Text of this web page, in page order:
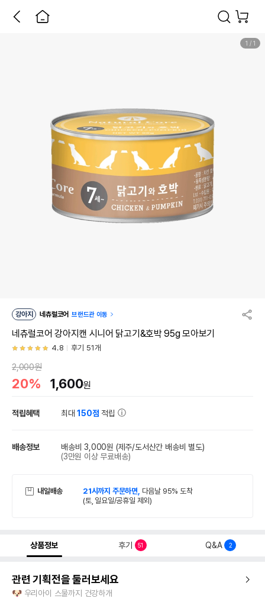
1 / 1
강아지 네츄럴코어 브랜드관 이동
네츄럴코어 강아지캔 시니어 닭고기&호박 95g 모아보기
4.8 후기 51개
2,000원
20% 1,600원
적립혜택 최대150점 적립
배송정보 배송비 3,000원 (제주/도서산간 배송비 별도)
(3만원 이상 무료배송)
내일배송 21시까지 주문하면, 다음날 95% 도착
(토, 일요일/공휴일 제외)
상품정보 후기 51 Q&A 2
관련 기획전을 둘러보세요
🐶 우리아이 스물까지 건강하개